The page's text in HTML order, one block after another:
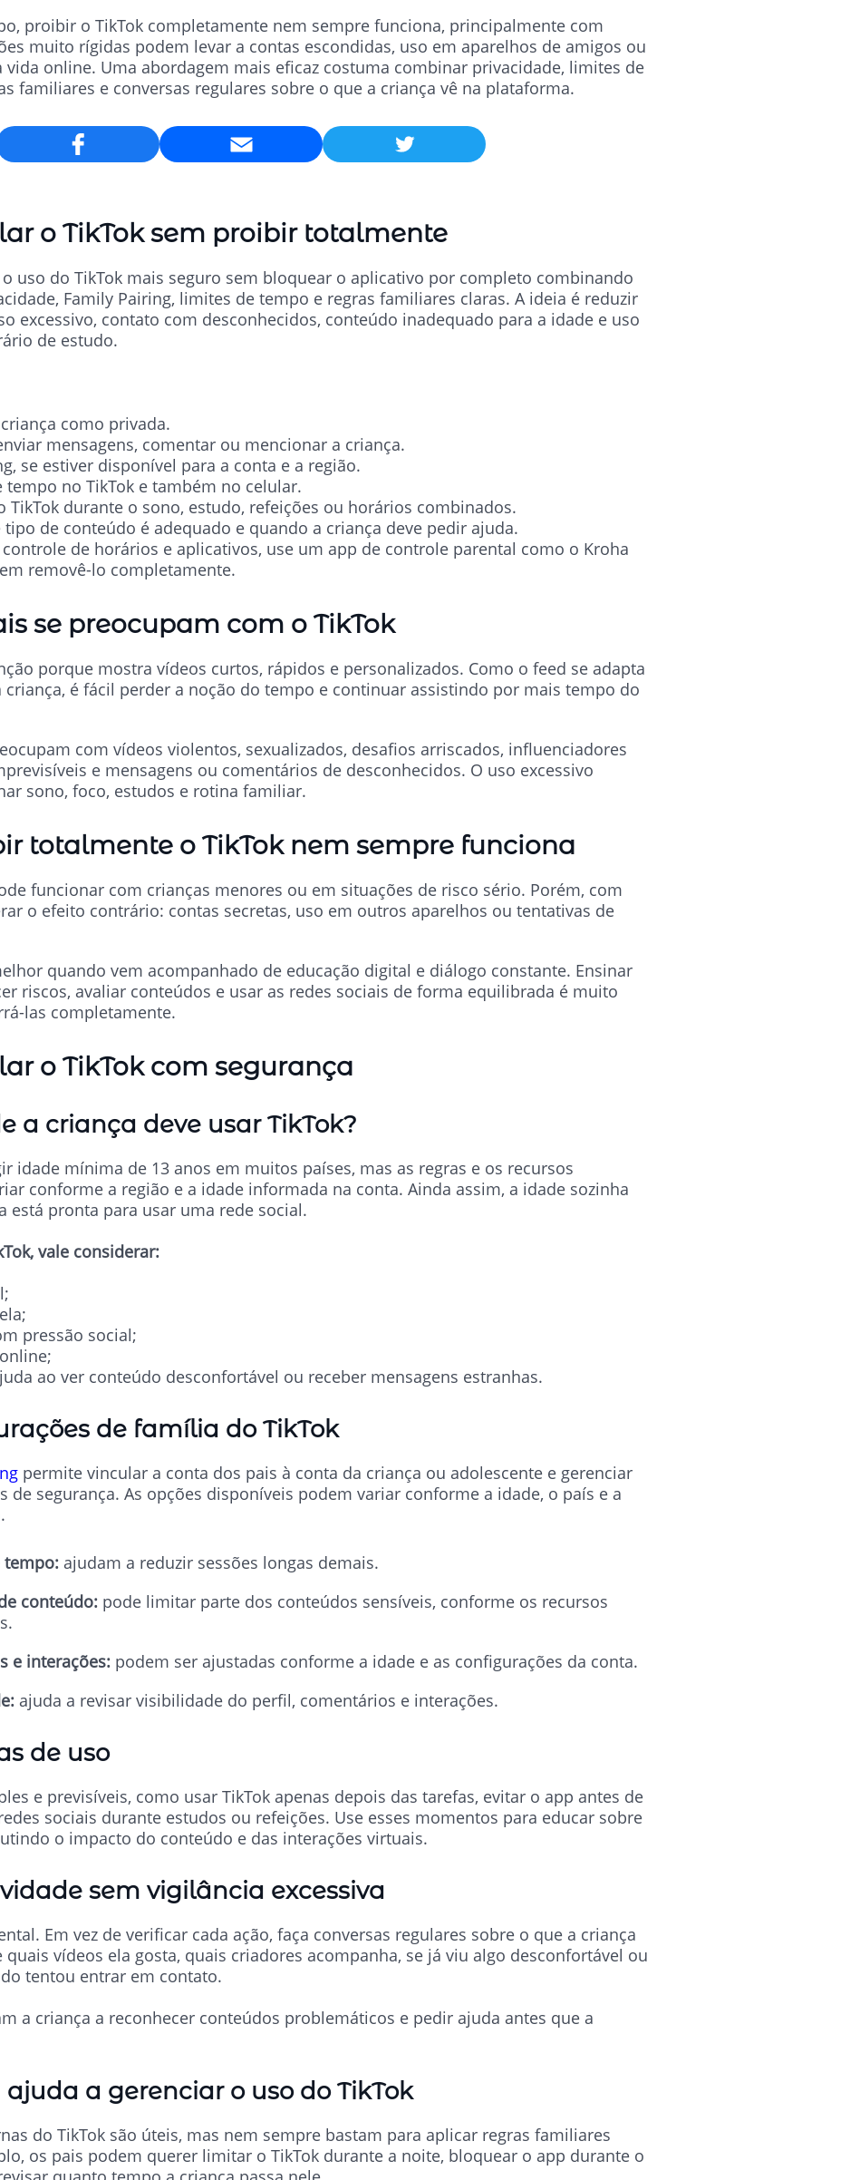
proibir o TikTok completamente nem sempre funciona, principalmente com
muito rígidas podem levar a contas escondidas, uso em aparelhos de amigos ou
vida online. Uma abordagem mais eficaz costuma combinar privacidade, limites de
familiares e conversas regulares sobre o que a criança vê na plataforma.
Email
o TikTok sem proibir totalmente
uso do TikTok mais seguro sem bloquear o aplicativo por completo combinando
Family Pairing, limites de tempo e regras familiares claras. A ideia é reduzir
excessivo, contato com desconhecidos, conteúdo inadequado para a idade e uso
de estudo.
como privada.
mensagens, comentar ou mencionar a criança.
se estiver disponível para a conta e a região.
no TikTok e também no celular.
TikTok durante o sono, estudo, refeições ou horários combinados.
tipo de conteúdo é adequado e quando a criança deve pedir ajuda.
de horários e aplicativos, use um app de controle parental como o Kroha
removê-lo completamente.
se preocupam com o TikTok
porque mostra vídeos curtos, rápidos e personalizados. Como o feed se adapta
é fácil perder a noção do tempo e continuar assistindo por mais tempo do
com vídeos violentos, sexualizados, desafios arriscados, influenciadores
e mensagens ou comentários de desconhecidos. O uso excessivo
sono, foco, estudos e rotina familiar.
totalmente o TikTok nem sempre funciona
funcionar com crianças menores ou em situações de risco sério. Porém, com
o efeito contrário: contas secretas, uso em outros aparelhos ou tentativas de
quando vem acompanhado de educação digital e diálogo constante. Ensinar
riscos, avaliar conteúdos e usar as redes sociais de forma equilibrada é muito
las completamente.
o TikTok com segurança
a criança deve usar TikTok?
idade mínima de 13 anos em muitos países, mas as regras e os recursos
conforme a região e a idade informada na conta. Ainda assim, a idade sozinha
está pronta para usar uma rede social.
vale considerar:
pressão social;
ao ver conteúdo desconfortável ou receber mensagens estranhas.
de família do TikTok
permite vincular a conta dos pais à conta da criança ou adolescente e gerenciar
de segurança. As opções disponíveis podem variar conforme a idade, o país e a
tempo:ajudam a reduzir sessões longas demais.
conteúdo: pode limitar parte dos conteúdos sensíveis, conforme os recursos
e interações:podem ser ajustadas conforme a idade e as configurações da conta.
ajuda a revisar visibilidade do perfil, comentários e interações.
de uso
e previsíveis, como usar TikTok apenas depois das tarefas, evitar o app antes de
sociais durante estudos ou refeições. Use esses momentos para educar sobre
o impacto do conteúdo e das interações virtuais.
sem vigilância excessiva
Em vez de verificar cada ação, faça conversas regulares sobre o que a criança
quais vídeos ela gosta, quais criadores acompanha, se já viu algo desconfortável ou
tentou entrar em contato.
a criança a reconhecer conteúdos problemáticos e pedir ajuda antes que a
ajuda a gerenciar o uso do TikTok
do TikTok são úteis, mas nem sempre bastam para aplicar regras familiares
os pais podem querer limitar o TikTok durante a noite, bloquear o app durante o